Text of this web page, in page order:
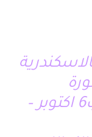
بالزقازيق – بالشرقية – ب6 اكتوبر –